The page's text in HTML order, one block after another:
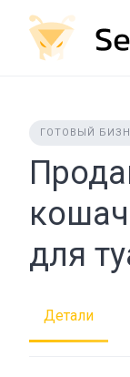
content
ГОТОВЫЙ
для
Детали